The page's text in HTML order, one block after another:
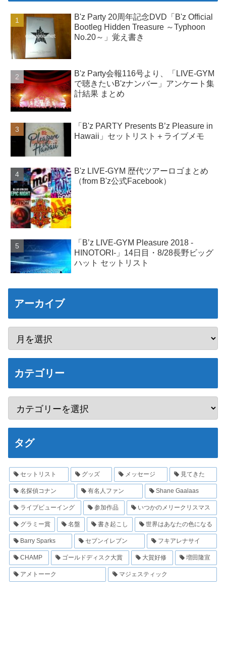
B'z Party 20周年記念DVD「B'z Official
Bootleg Hidden Treasure ～Typhoon
No.20～」覚え書き
B'z Party会報116号より、「LIVE-GYM
で聴きたいB'zナンバー」アンケート集
計結果 まとめ
「B'z PARTY Presents B’z Pleasure in
Hawaii」セットリスト＋ライブメモ
B'z LIVE-GYM 歴代ツアーロゴまとめ
（from B'z公式Facebook）
「B’z LIVE-GYM Pleasure 2018 -
HINOTORI-」14日目・8/28長野ビッグ
ハット セットリスト
アーカイブ
カテゴリー
タグ
セットリスト グッズ メッセージ 見てきた
名探偵コナン 有名人ファン Shane Gaalaas
ライブビューイング 参加作品 いつかのメリークリスマス
グラミー賞 名盤 書き起こし 世界はあなたの色になる
Barry Sparks セブンイレブン フキアレナサイ
CHAMP ゴールドディスク大賞 大賀好修 増田隆宣
アメトーーク マジェスティック